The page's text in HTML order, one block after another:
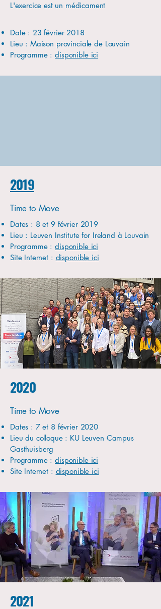
L'exercice est un médicament
Date : 23 février 2018
Lieu : Maison provinciale de Louvain
Programme :disponible ici
2019
Time to Move
Dates : 8 et 9 février 2019
Lieu : Leuven Institute for Ireland à Louvain
Programme :disponible ici
Site Internet : disponible ici
2020
Time to Move
Dates : 7 et 8 février 2020
Lieu du colloque : KU Leuven Campus
Gasthuisberg
Programme :disponible ici
Site Internet : disponible ici
2021